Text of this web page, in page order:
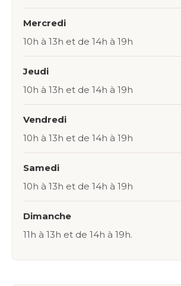
Mercredi
10h à 13h et de 14h à 19h
Jeudi
10h à 13h et de 14h à 19h
Vendredi
10h à 13h et de 14h à 19h
Samedi
10h à 13h et de 14h à 19h
Dimanche
11h à 13h et de 14h à 19h.